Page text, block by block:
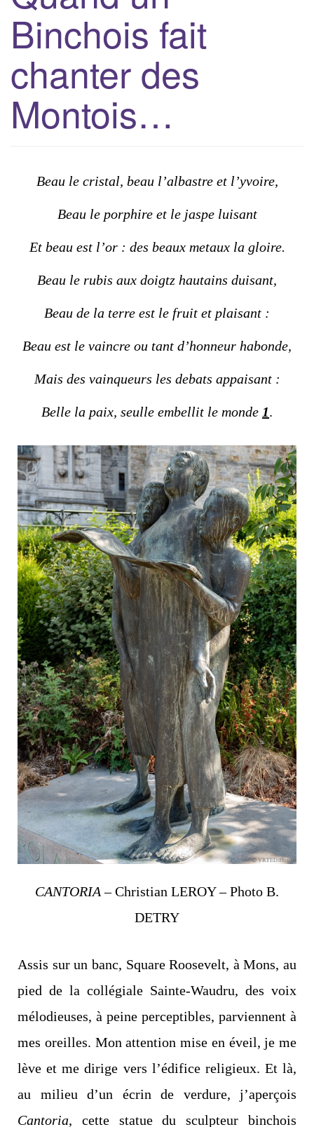
Binchois fait
chanter des
Montois…
Beau le cristal, beau l’albastre et l’yvoire,
Beau le porphire et le jaspe luisant
Et beau est l’or : des beaux metaux la gloire.
Beau le rubis aux doigtz hautains duisant,
Beau de la terre est le fruit et plaisant :
Beau est le vaincre ou tant d’honneur habonde,
Mais des vainqueurs les debats appaisant :
Belle la paix, seulle embellit le monde 1.
CANTORIA – Christian LEROY – Photo B.
DETRY
Assis sur un banc, Square Roosevelt, à Mons, au
pied de la collégiale Sainte-Waudru, des voix
mélodieuses, à peine perceptibles, parviennent à
mes oreilles. Mon attention mise en éveil, je me
lève et me dirige vers l’édifice religieux. Et là,
au milieu d’un écrin de verdure, j’aperçois
Cantoria, cette statue du sculpteur binchois